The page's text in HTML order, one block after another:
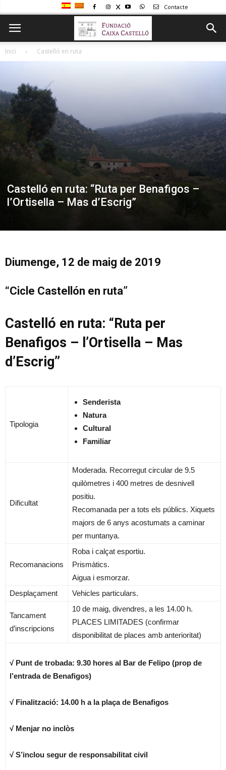
Contacte
Inici Castelló en ruta
Castelló en ruta: “Ruta per Benafigos –
l’Ortisella – Mas d’Escrig”
Diumenge, 12 de maig de 2019
“Cicle Castellón en ruta”
Castelló en ruta: “Ruta per
Benafigos – l’Ortisella – Mas
d’Escrig”
Tipologia
Senderista
Natura
Cultural
Familiar
Dificultat
Moderada. Recorregut circular de 9.5
quilòmetres i 400 metres de desnivell
positiu.
Recomanada per a tots els públics. Xiquets
majors de 6 anys acostumats a caminar
per muntanya.
Recomanacions
Roba i calçat esportiu.
Prismàtics.
Aigua i esmorzar.
Desplaçament
Vehicles particulars.
Tancament
d’inscripcions
10 de maig, divendres, a les 14.00 h.
PLACES LIMITADES (confirmar
disponibilitat de places amb anterioritat)
√ Punt de trobada: 9.30 hores al Bar de Felipo (prop de
l’entrada de Benafigos)
√ Finalització: 14.00 h a la plaça de Benafigos
√ Menjar no inclòs
√ S’inclou segur de responsabilitat civil